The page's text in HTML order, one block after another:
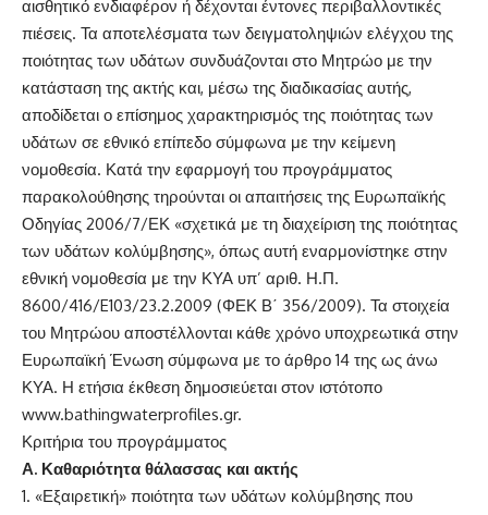
αισθητικό ενδιαφέρον ή δέχονται έντονες περιβαλλοντικές
πιέσεις. Τα αποτελέσματα των δειγματοληψιών ελέγχου της
ποιότητας των υδάτων συνδυάζονται στο Μητρώο με την
κατάσταση της ακτής και, μέσω της διαδικασίας αυτής,
αποδίδεται ο επίσημος χαρακτηρισμός της ποιότητας των
υδάτων σε εθνικό επίπεδο σύμφωνα με την κείμενη
νομοθεσία. Κατά την εφαρμογή του προγράμματος
παρακολούθησης τηρούνται οι απαιτήσεις της Ευρωπαϊκής
Οδηγίας 2006/7/ΕΚ «σχετικά με τη διαχείριση της ποιότητας
των υδάτων κολύμβησης», όπως αυτή εναρμονίστηκε στην
εθνική νομοθεσία με την ΚΥΑ υπ’ αριθ. Η.Π.
8600/416/E103/23.2.2009 (ΦΕΚ Β΄ 356/2009). Τα στοιχεία
του Μητρώου αποστέλλονται κάθε χρόνο υποχρεωτικά στην
Ευρωπαϊκή Ένωση σύμφωνα με το άρθρο 14 της ως άνω
ΚΥΑ. Η ετήσια έκθεση δημοσιεύεται στον ιστότοπο
www.bathingwaterprofiles.gr.
Κριτήρια του προγράμματος
Α. Καθαριότητα θάλασσας και ακτής
«Εξαιρετική» ποιότητα των υδάτων κολύμβησης που